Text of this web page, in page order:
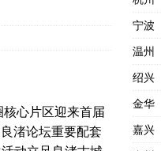
心片区迎来首届
渚论坛重要配套
宁波
温州
绍兴
金华
嘉兴